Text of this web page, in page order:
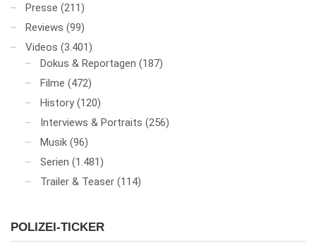
Presse (211)
Reviews (99)
Videos (3.401)
Dokus & Reportagen (187)
Filme (472)
History (120)
Interviews & Portraits (256)
Musik (96)
Serien (1.481)
Trailer & Teaser (114)
POLIZEI-TICKER